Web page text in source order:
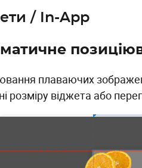
/ In-App
плаваючих
розміру віджета або